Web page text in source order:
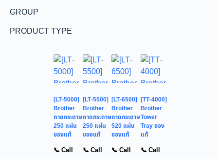
GROUP
PRODUCT TYPE
[LT-5000]
Brother
ถาดกระดาษ
250 แผ่น
ของแท้
📞 Call
[LT-5500]
Brother
ถาดกระดาษ
250 แผ่น
ของแท้
📞 Call
[LT-6500]
Brother
ถาดกระดาษ
520 แผ่น
ของแท้
📞 Call
[TT-4000]
Brother
Tower
Tray ของ
แท้
📞 Call